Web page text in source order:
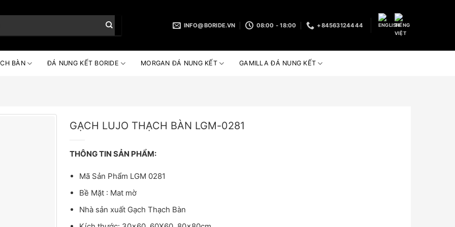
INFO@BORIDE.VN 08:00 - 18:00 +84563124444
BÀN ĐÁ NUNG KẾT BORIDE MORGAN ĐÁ NUNG KẾT GAMILLA ĐÁ NUNG KẾT
GẠCH LUJO THẠCH BÀN LGM-0281
THÔNG TIN SẢN PHẨM:
Mã Sản Phẩm LGM 0281
Bề Mặt : Mat mờ
Nhà sản xuất Gạch Thạch Bàn